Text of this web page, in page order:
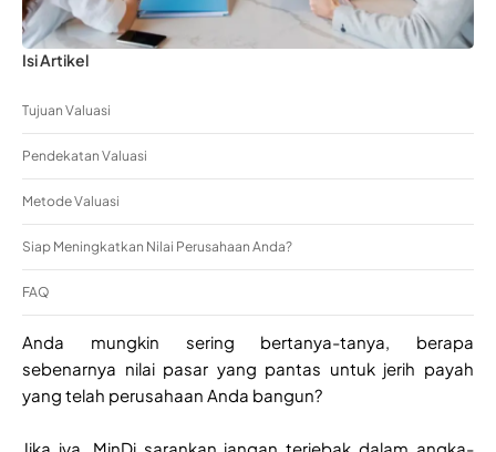
Isi Artikel
Tujuan Valuasi
Pendekatan Valuasi
Metode Valuasi
Siap Meningkatkan Nilai Perusahaan Anda?
FAQ
Anda mungkin sering bertanya-tanya, berapa
sebenarnya nilai pasar yang pantas untuk jerih payah
yang telah perusahaan Anda bangun?
Jika iya, MinDi sarankan jangan terjebak dalam angka-